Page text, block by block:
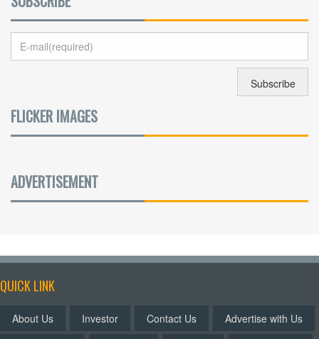
FLICKER IMAGES
ADVERTISEMENT
QUICK LINK
About Us Investor Contact Us
Advertise with Us